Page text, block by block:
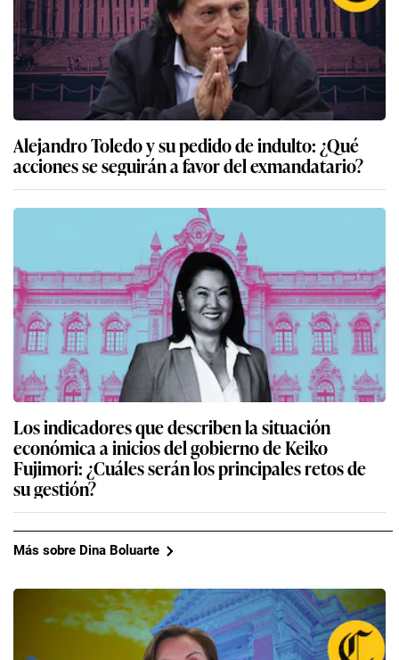
Alejandro Toledo y su pedido de indulto: ¿Qué
acciones se seguirán a favor del exmandatario?
Los indicadores que describen la situación
económica a inicios del gobierno de Keiko
Fujimori: ¿Cuáles serán los principales retos de
su gestión?
Más sobre Dina Boluarte